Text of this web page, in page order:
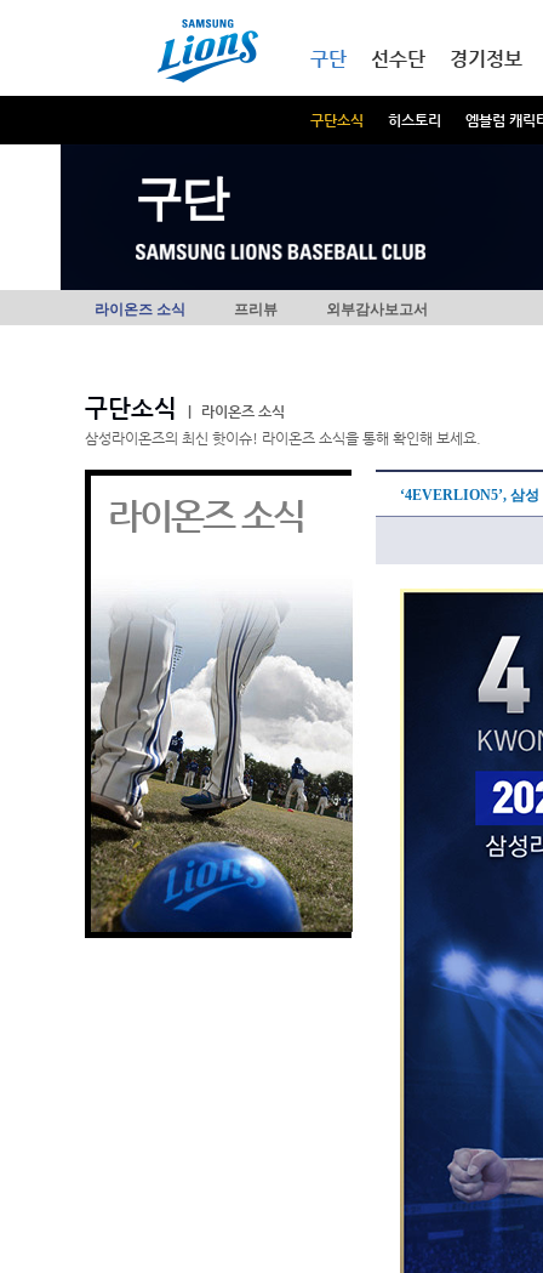
구단
구단소식 히스토리 엠블럼 캐릭
선수단 경기정보
구단
라이온즈 소식 프리뷰 외부감사보고서
구단소식
라이온즈 소식
삼성라이온즈의 최신 핫이슈! 라이온즈 소식을 통해 확인해 보세요.
라이온즈 소식 ‘4EVERLION5’, 삼